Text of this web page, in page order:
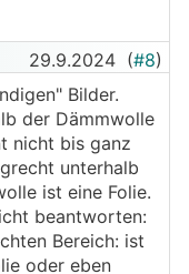
29.9.2024 (#8)
Bilder.
der Dämmwolle
nicht bis ganz
unterhalb
ist eine Folie.
beantworten:
Bereich: ist
oder eben